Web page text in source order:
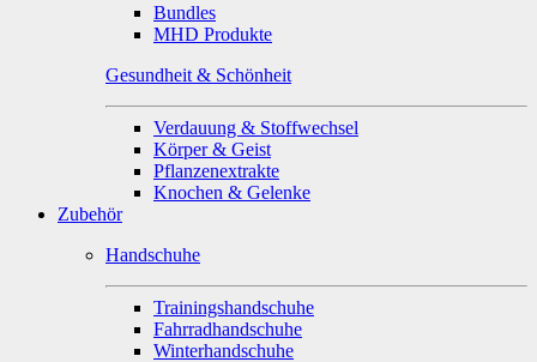
Bundles
MHD Produkte
Gesundheit & Schönheit
Verdauung & Stoffwechsel
Körper & Geist
Pflanzenextrakte
Knochen & Gelenke
Zubehör
Handschuhe
Trainingshandschuhe
Fahrradhandschuhe
Winterhandschuhe